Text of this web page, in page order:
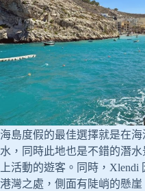
海島度假的最佳選擇就是在
水，同時此地也是不錯的潛
上活動的遊客。同時，
港灣之處，側面有陡峭的懸